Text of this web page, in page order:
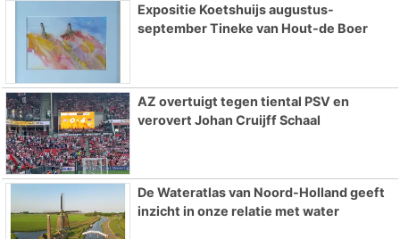
Expositie Koetshuijs augustus-
september Tineke van Hout-de Boer
AZ overtuigt tegen tiental PSV en
verovert Johan Cruijff Schaal
De Wateratlas van Noord-Holland geeft
inzicht in onze relatie met water